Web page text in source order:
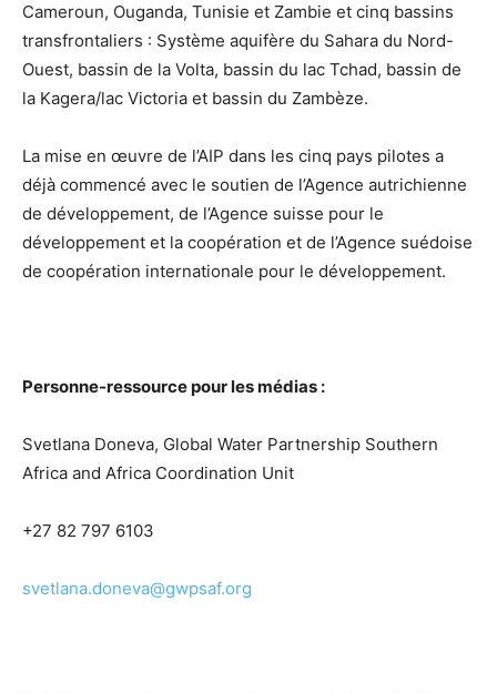
Cameroun, Ouganda, Tunisie et Zambie et cinq bassins
transfrontaliers : Système aquifère du Sahara du Nord-
Ouest, bassin de la Volta, bassin du lac Tchad, bassin de
la Kagera/lac Victoria et bassin du Zambèze.
La mise en œuvre de l’AIP dans les cinq pays pilotes a
déjà commencé avec le soutien de l’Agence autrichienne
de développement, de l’Agence suisse pour le
développement et la coopération et de l’Agence suédoise
de coopération internationale pour le développement.
Personne-ressource pour les médias :
Svetlana Doneva, Global Water Partnership Southern
Africa and Africa Coordination Unit
+27 82 797 6103
svetlana.doneva@gwpsaf.org